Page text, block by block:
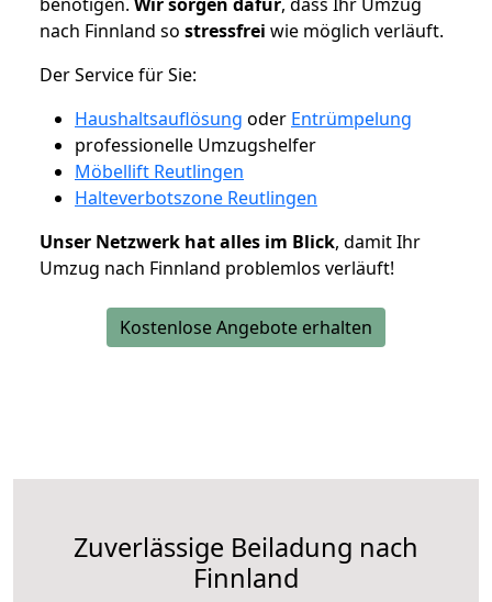
nach Finnland so stressfrei wie möglich verläuft.
Der Service für Sie:
Haushaltsauflösung oder Entrümpelung
professionelle Umzugshelfer
Möbellift Reutlingen
Halteverbotszone Reutlingen
Unser Netzwerk hat alles im Blick, damit Ihr
Umzug nach Finnland problemlos verläuft!
Kostenlose Angebote erhalten
Zuverlässige Beiladung nach
Finnland